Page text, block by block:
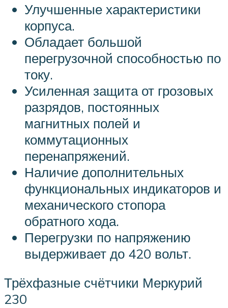
Улучшенные характеристики
корпуса.
Обладает большой
перегрузочной способностью по
току.
Усиленная защита от грозовых
разрядов, постоянных
магнитных полей и
коммутационных
перенапряжений.
Наличие дополнительных
функциональных индикаторов и
механического стопора
обратного хода.
Перегрузки по напряжению
выдерживает до 420 вольт.
Трёхфазные счётчики Меркурий
230